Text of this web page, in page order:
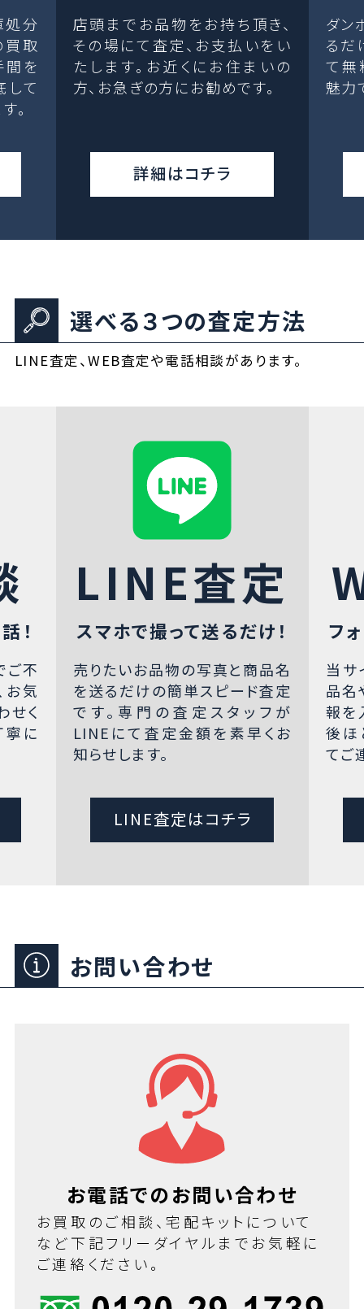
処分
取
間を
して
。
店頭までお品物をお持ち頂き、
その場にて査定、お支払いをい
たします。お近くにお住まいの
方、お急ぎの方にお勧めです。
詳細はコチラ
ダン
るだ
て無
魅力
選べる３つの査定方法
LINE査定、WEB査定や電話相談があります。
！
ご不
お気
せく
寧に
LINE査定
スマホで撮って送るだけ！
売りたいお品物の写真と商品名
を送るだけの簡単スピード査定
です。専門の査定スタッフが
LINEにて査定金額を素早くお
知らせします。
LINE査定はコチラ
フ
当サ
品名
報を
後ほ
てご
お問い合わせ
お電話でのお問い合わせ
お買取のご相談、宅配キットについて
など下記フリーダイヤルまでお気軽に
ご連絡ください。